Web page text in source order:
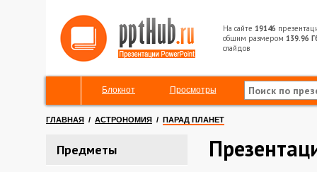
На сайте 19146
общим размером 139.96
слайдов
Блокнот Просмотры
ГЛАВНАЯ / АСТРОНОМИЯ / ПАРАД ПЛАНЕТ
Предметы